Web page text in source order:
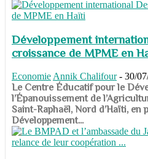
Développement
croissance de MPME en
Economie Annik Chalifour - 30/
​​​​​​​Le Centre Éducatif pour le
l’Épanouissement de
Saint-Raphaël, Nord d’Haïti, en
Développement...